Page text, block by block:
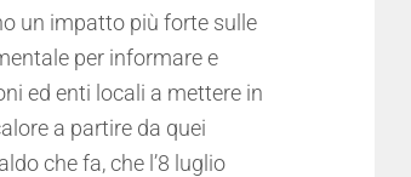
un impatto più forte sulle
per informare e
ed enti locali a mettere in
a partire da quei
che fa, che l’8 luglio